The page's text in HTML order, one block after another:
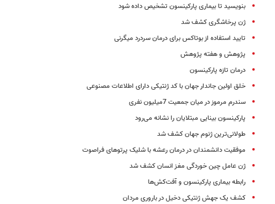
بنویسید تا بیماری پارکینسون تشخیص داده شود
ژن پرخاشگری کشف شد
تایید استفاده از بوتاکس برای درمان سردرد میگرنی
پژوهش و هفته پژوهش
درمان تازه پارکینسون
خلق اولین جاندار جهان با کد ژنتیکی دارای اطلاعات مصنوعی
سندرم مرموز در میان جمعیت 7‌میلیون نفری
پارکینسون بینایی مبتلایان را نشانه می‌رود
طولانی‌ترین ژنوم جهان کشف شد
موفقیت دانشمندان در درمان رعشه با شلیک پرتوهای فراصوت
ژن عامل چین خوردگی مغز انسان کشف شد
رابطه بیماری پارکینسون و آفت‌کش‌ها
کشف یک جهش ژنتیکی دخیل در باروری مردان